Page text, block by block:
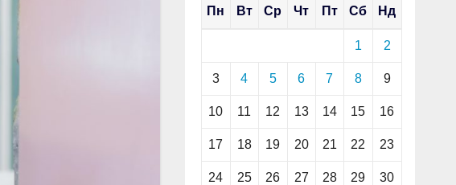
Пн Вт Ср Чт Пт Сб Нд
1 2
3 4 5 6 7 8 9
10 11 12 13 14 15 16
17 18 19 20 21 22 23
24 25 26 27 28 29 30